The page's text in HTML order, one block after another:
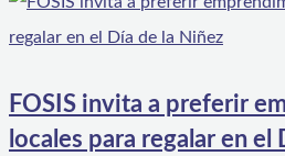
FOSIS invita a preferir
locales para regalar en el